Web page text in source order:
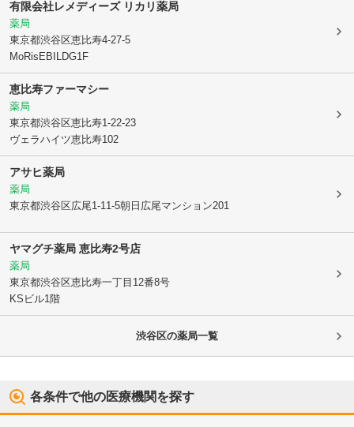
有限会社レメディーズ リカリ薬局
薬局
東京都渋谷区恵比寿4-27-5
MoRisEBILDG1F
恵比寿ファーマシー
薬局
東京都渋谷区恵比寿1-22-23
ヴェラハイツ恵比寿102
アサヒ薬局
薬局
東京都渋谷区広尾1-11-5朝日広尾マンション201
ヤマグチ薬局 恵比寿2号店
薬局
東京都渋谷区恵比寿一丁目12番8号
KSビル1階
渋谷区の薬局一覧
各条件で他の医療機関を探す